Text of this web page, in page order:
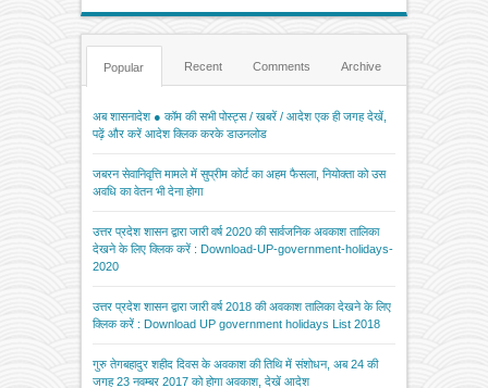
Popular Recent Comments Archive
अब शासनादेश ● कॉम की सभी पोस्ट्स / खबरें / आदेश एक ही जगह देखें,
पढ़ें और करें आदेश क्लिक करके डाउनलोड
जबरन सेवानिवृत्ति मामले में सुप्रीम कोर्ट का अहम फैसला, नियोक्ता को उस
अवधि का वेतन भी देना होगा
उत्तर प्रदेश शासन द्वारा जारी वर्ष 2020 की सार्वजनिक अवकाश तालिका
देखने के लिए क्लिक करें : Download-UP-government-holidays-
2020
उत्तर प्रदेश शासन द्वारा जारी वर्ष 2018 की अवकाश तालिका देखने के लिए
क्लिक करें : Download UP government holidays List 2018
गुरु तेगबहादुर शहीद दिवस के अवकाश की तिथि में संशोधन, अब 24 की
जगह 23 नवम्बर 2017 को होगा अवकाश, देखें आदेश